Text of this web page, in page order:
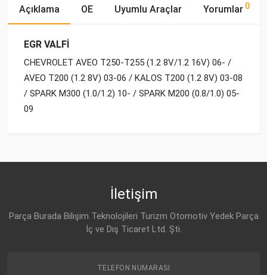
Açıklama OE Uyumlu Araçlar Yorumlar 0
EGR VALFİ
CHEVROLET AVEO T250-T255 (1.2 8V/1.2 16V) 06- /
AVEO T200 (1.2 8V) 03-06 / KALOS T200 (1.2 8V) 03-08
/ SPARK M300 (1.0/1.2) 10- / SPARK M200 (0.8/1.0) 05-
09
İletişim
Parça Burada Bilişim Teknolojileri Turizm Otomotiv Yedek Parça
İç ve Dış Ticaret Ltd. Şti.
TELEFON NUMARASI